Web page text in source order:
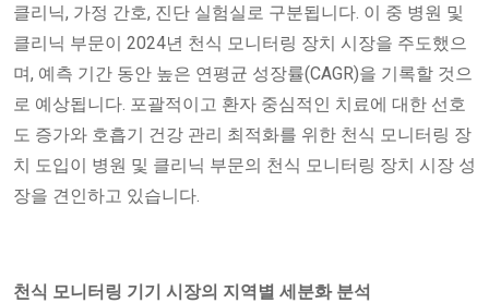
클리닉, 가정 간호, 진단 실험실로 구분됩니다. 이 중 병원 및
클리닉 부문이 2024년 천식 모니터링 장치 시장을 주도했으
며, 예측 기간 동안 높은 연평균 성장률(CAGR)을 기록할 것으
로 예상됩니다. 포괄적이고 환자 중심적인 치료에 대한 선호
도 증가와 호흡기 건강 관리 최적화를 위한 천식 모니터링 장
치 도입이 병원 및 클리닉 부문의 천식 모니터링 장치 시장 성
장을 견인하고 있습니다.
천식 모니터링 기기 시장의 지역별 세분화 분석